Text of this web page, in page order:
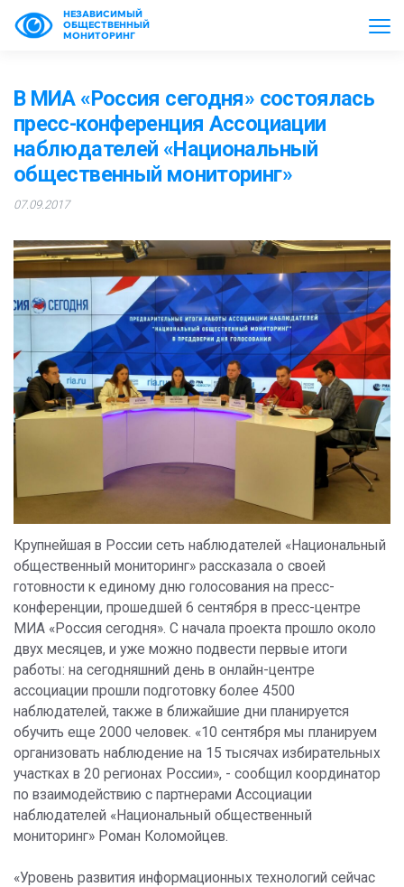
НЕЗАВИСИМЫЙ
ОБЩЕСТВЕННЫЙ
МОНИТОРИНГ
В МИА «Россия сегодня» состоялась
пресс-конференция Ассоциации
наблюдателей «Национальный
общественный мониторинг»
07.09.2017
Крупнейшая в России сеть наблюдателей «Национальный
общественный мониторинг» рассказала о своей
готовности к единому дню голосования на пресс-
конференции, прошедшей 6 сентября в пресс-центре
МИА «Россия сегодня». С начала проекта прошло около
двух месяцев, и уже можно подвести первые итоги
работы: на сегодняшний день в онлайн-центре
ассоциации прошли подготовку более 4500
наблюдателей, также в ближайшие дни планируется
обучить еще 2000 человек. «10 сентября мы планируем
организовать наблюдение на 15 тысячах избирательных
участках в 20 регионах России», - сообщил координатор
по взаимодействию с партнерами Ассоциации
наблюдателей «Национальный общественный
мониторинг» Роман Коломойцев.
«Уровень развития информационных технологий сейчас